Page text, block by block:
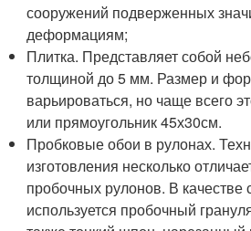
сооружений подверженных
деформациям;
Плитка. Представляет собой
толщиной до 5 мм. Размер и
варьироваться, но чаще всего
или прямоугольник 45х30см.
Пробковые обои в рулонах.
изготовления несколько
пробочных рулонов. В качестве
используется пробочный